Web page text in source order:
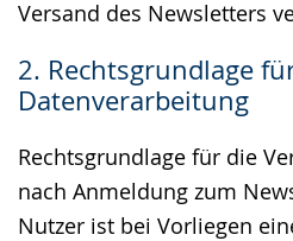
Versand des Newsletters
2. Rechtsgrundlage
Datenverarbeitung
Rechtsgrundlage für die
nach Anmeldung zum
Nutzer ist bei Vorliegen